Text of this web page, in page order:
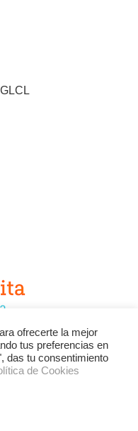
ofrecerte la mejor
tus preferencias en
das tu consentimiento
de Cookies